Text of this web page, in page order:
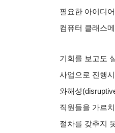
필요한 아이디
컴퓨터 클래스
기회를 보고도
사업으로 진행
와해성
직원들을 가르
절차를 갖추지